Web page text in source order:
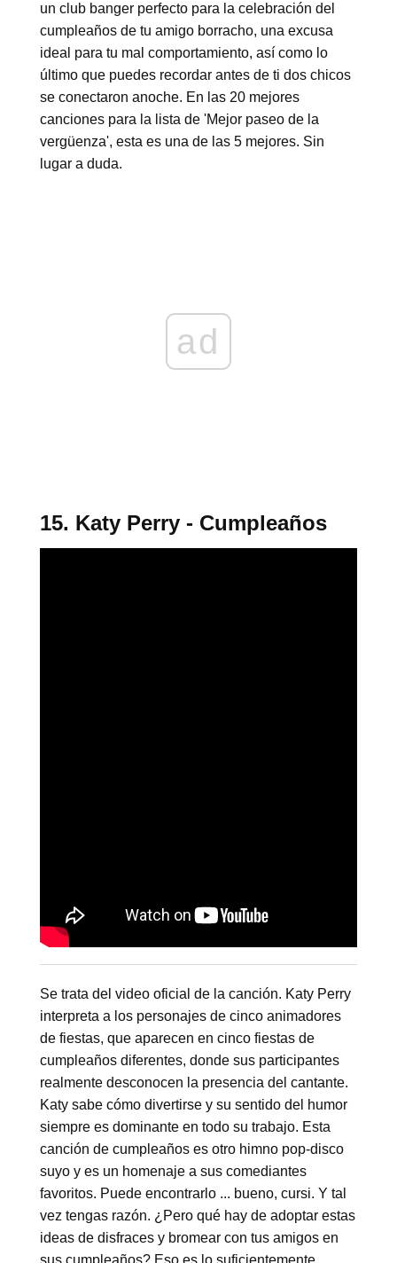
un club banger perfecto para la celebración del
cumpleaños de tu amigo borracho, una excusa
ideal para tu mal comportamiento, así como lo
último que puedes recordar antes de ti dos chicos
se conectaron anoche. En las 20 mejores
canciones para la lista de 'Mejor paseo de la
vergüenza', esta es una de las 5 mejores. Sin
lugar a duda.
ad
15. Katy Perry - Cumpleaños
Se trata del video oficial de la canción. Katy Perry
interpreta a los personajes de cinco animadores
de fiestas, que aparecen en cinco fiestas de
cumpleaños diferentes, donde sus participantes
realmente desconocen la presencia del cantante.
Katy sabe cómo divertirse y su sentido del humor
siempre es dominante en todo su trabajo. Esta
canción de cumpleaños es otro himno pop-disco
suyo y es un homenaje a sus comediantes
favoritos. Puede encontrarlo ... bueno, cursi. Y tal
vez tengas razón. ¿Pero qué hay de adoptar estas
ideas de disfraces y bromear con tus amigos en